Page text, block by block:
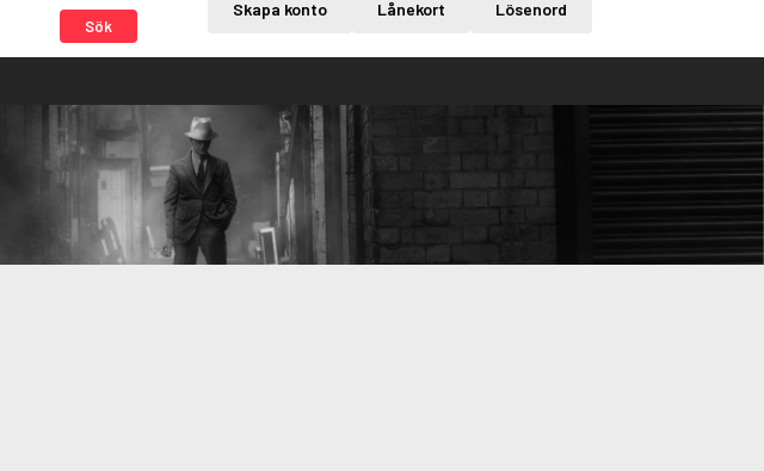
Sök
Skapa konto Lånekort Lösenord